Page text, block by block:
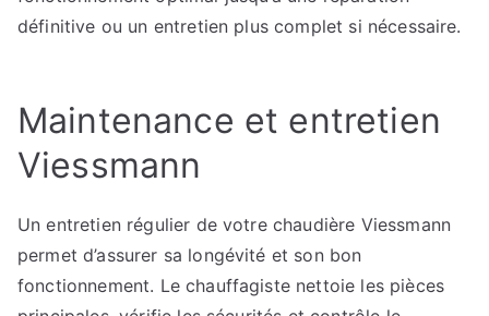
définitive ou un entretien plus complet si nécessaire.
Maintenance et entretien
Viessmann
Un entretien régulier de votre chaudière Viessmann
permet d’assurer sa longévité et son bon
fonctionnement. Le chauffagiste nettoie les pièces